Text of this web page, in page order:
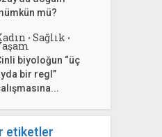
mü?
• Sağlık •
biyoloğun “üç
bir regl”
etiketler